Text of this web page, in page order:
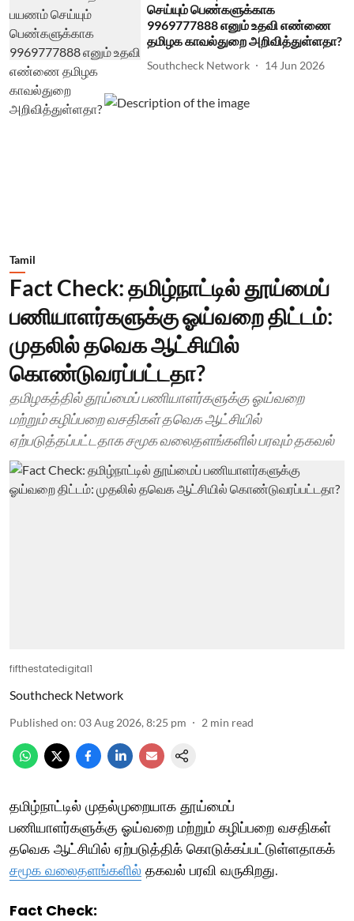
செய்யும் பெண்களுக்காக
9969777888 எனும் உதவி எண்ணை
தமிழக காவல்துறை அறிவித்துள்ளதா?
Southcheck Network 14 Jun 2026
Tamil
Fact Check: தமிழ்நாட்டில் தூய்மைப்
பணியாளர்களுக்கு ஓய்வறை திட்டம்:
முதலில் தவெக ஆட்சியில்
கொண்டுவரப்பட்டதா?
தமிழகத்தில் தூய்மைப் பணியாளர்களுக்கு ஓய்வறை
மற்றும் கழிப்பறை வசதிகள் தவெக ஆட்சியில்
ஏற்படுத்தப்பட்டதாக சமூக வலைதளங்களில் பரவும் தகவல்
fifthestatedigital1
Southcheck Network
Published on: 03 Aug 2026, 8:25 pm 2 min read
தமிழ்நாட்டில் முதல்முறையாக தூய்மைப்
பணியாளர்களுக்கு ஓய்வறை மற்றும் கழிப்பறை வசதிகள்
தவெக ஆட்சியில் ஏற்படுத்திக் கொடுக்கப்பட்டுள்ளதாகக்
சமூக வலைதளங்களில் தகவல் பரவி வருகிறது.
Fact Check: